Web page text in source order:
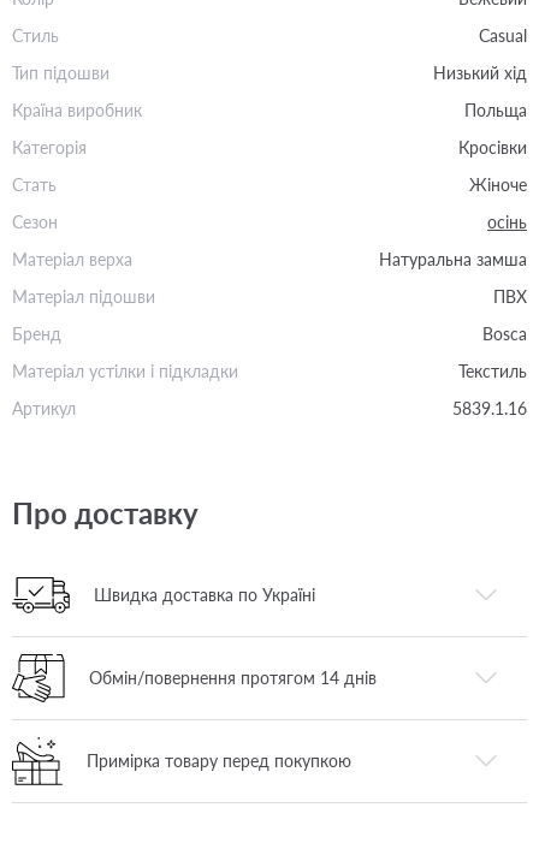
Стиль
Casual
Тип підошви
Низький хід
Країна виробник
Польща
Категорія
Кросівки
Стать
Жіноче
Сезон
осінь
Матеріал верха
Натуральна замша
Матеріал підошви
ПВХ
Бренд
Bosca
Матеріал устілки і підкладки
Текстиль
Артикул
5839.1.16
Про доставку
Швидка доставка по Україні
Обмін/повернення протягом 14 днів
Примірка товару перед покупкою